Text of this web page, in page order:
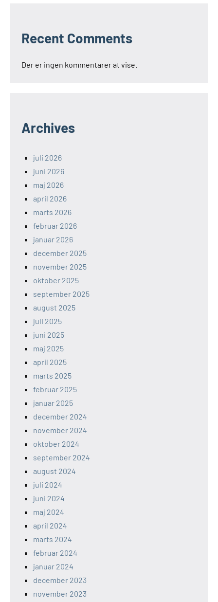
Recent Comments
Der er ingen kommentarer at vise.
Archives
juli 2026
juni 2026
maj 2026
april 2026
marts 2026
februar 2026
januar 2026
december 2025
november 2025
oktober 2025
september 2025
august 2025
juli 2025
juni 2025
maj 2025
april 2025
marts 2025
februar 2025
januar 2025
december 2024
november 2024
oktober 2024
september 2024
august 2024
juli 2024
juni 2024
maj 2024
april 2024
marts 2024
februar 2024
januar 2024
december 2023
november 2023